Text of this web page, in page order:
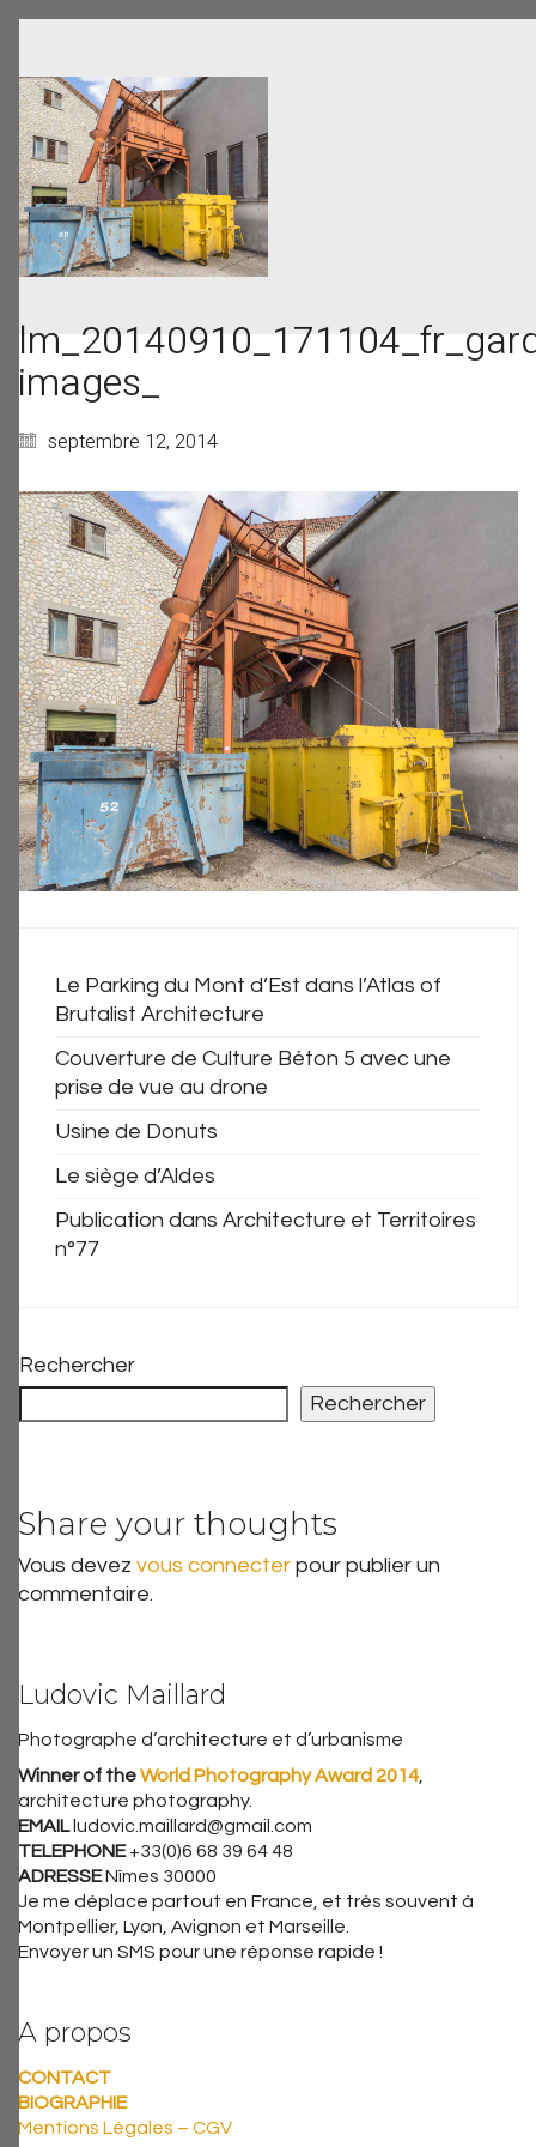
images_
septembre 12, 2014
Le Parking du Mont d’Est dans l’Atlas of
Brutalist Architecture
Couverture de Culture Béton 5 avec une
prise de vue au drone
Usine de Donuts
Le siège d’Aldes
Publication dans Architecture et Territoires
n°77
Rechercher
Rechercher
Share your thoughts
Vous devez vous connecter pour publier un
commentaire.
Ludovic Maillard
Photographe d’architecture et d’urbanisme
Winner of theWorld Photography Award 2014,
architecture photography.
EMAIL ludovic.maillard@gmail.com
TELEPHONE+33(0)6 68 39 64 48
ADRESSENîmes 30000
Je me déplace partout en France, et très souvent à
Montpellier, Lyon, Avignon et Marseille.
Envoyer un SMS pour une réponse rapide !
A propos
CONTACT
BIOGRAPHIE
Mentions Légales – CGV